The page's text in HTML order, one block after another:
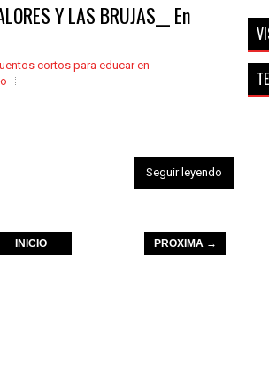
Y LAS BRUJAS__ En
cortos para educar en
Seguir leyendo
PROXIMA →
INICIO